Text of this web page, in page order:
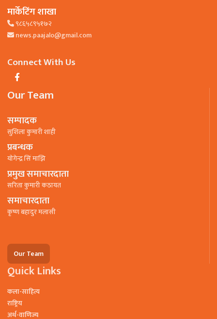
मार्केटिंग शाखा
९८६५८९५१७२
news.paajalo@gmail.com
Connect With Us
Our Team
सम्पादक
सुशिला कुमारी शाही
प्रबन्धक
याेगेन्द्र सिं माझि
प्रमुख समाचारदाता
सरिता कुमारी कठायत
समाचारदाता
कृष्ण बहादुर मलासी
Our Team
Quick Links
कला-साहित्य
राष्ट्रिय
अर्थ-वाणिज्य